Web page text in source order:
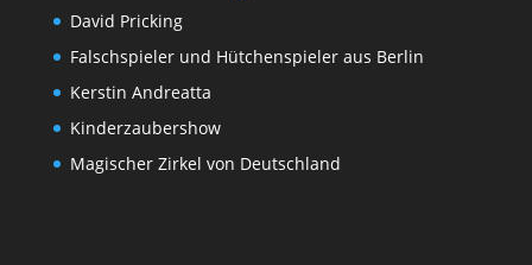
David Pricking
Falschspieler und Hütchenspieler aus Berlin
Kerstin Andreatta
Kinderzaubershow
Magischer Zirkel von Deutschland